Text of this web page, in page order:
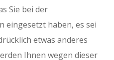
Sie bei der
eingesetzt haben, es sei
etwas anderes
Ihnen wegen dieser